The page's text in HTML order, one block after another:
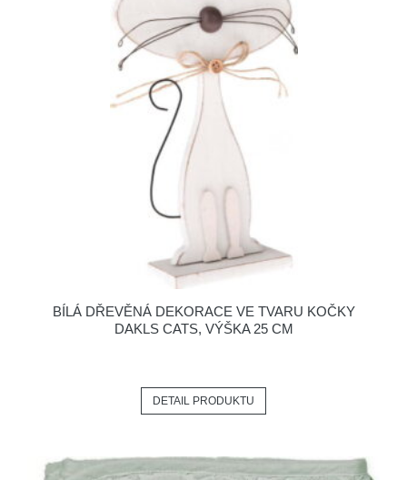
BÍLÁ DŘEVĚNÁ DEKORACE VE TVARU KOČKY
DAKLS CATS, VÝŠKA 25 CM
DETAIL PRODUKTU